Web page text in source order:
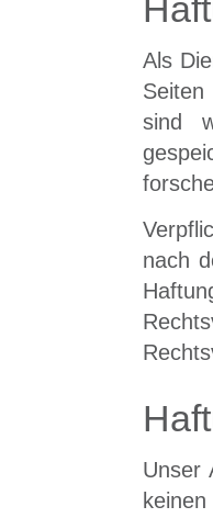
Als
sind
nach
Unser